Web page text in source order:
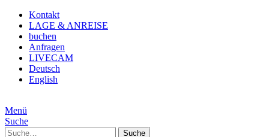
Kontakt
LAGE & ANREISE
buchen
Anfragen
LIVECAM
Deutsch
English
Menü
Suche
Suche